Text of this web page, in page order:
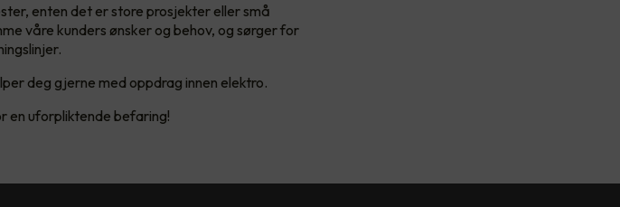
enten det er store prosjekter eller små
våre kunders ønsker og behov, og sørger for
deg gjerne med oppdrag innen elektro.
en uforpliktende befaring!